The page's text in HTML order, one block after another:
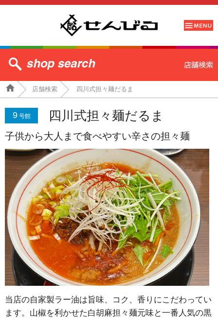
店舗検索 四川式担々麺だるま
9号館 四川式担々麺だるま
子供から大人まで食べやすい辛さの担々麺
当店の自家製ラー油は旨味、コク、香りにこだわってい
ます。山椒を利かせた白胡麻担々麺元味と一番人気の黒